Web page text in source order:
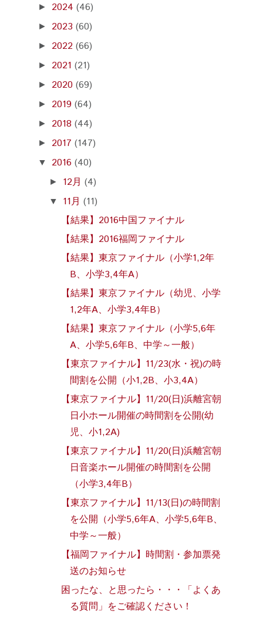
► 2024 (46)
► 2023 (60)
► 2022 (66)
► 2021 (21)
► 2020 (69)
► 2019 (64)
► 2018 (44)
► 2017 (147)
▼ 2016 (40)
► 12月(4)
▼ 11月(11)
【結果】2016中国ファイナル
【結果】2016福岡ファイナル
【結果】東京ファイナル（小学1,2年
B、小学3,4年A）
【結果】東京ファイナル（幼児、小学
1,2年A、小学3,4年B）
【結果】東京ファイナル（小学5,6年
A、小学5,6年B、中学～一般）
【東京ファイナル】11/23(水・祝)の時
間割を公開（小1,2B、小3,4A）
【東京ファイナル】11/20(日)浜離宮朝
日小ホール開催の時間割を公開(幼
児、小1,2A)
【東京ファイナル】11/20(日)浜離宮朝
日音楽ホール開催の時間割を公開
（小学3,4年B）
【東京ファイナル】11/13(日)の時間割
を公開（小学5,6年A、小学5,6年B、
中学～一般）
【福岡ファイナル】時間割・参加票発
送のお知らせ
困ったな、と思ったら・・・「よくあ
る質問」をご確認ください！